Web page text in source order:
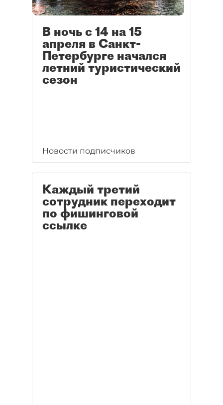
В ночь с 14 на 15
апреля в Санкт-
Петербурге начался
летний туристический
сезон
Новости подписчиков
Каждый третий
сотрудник переходит
по фишинговой
ссылке